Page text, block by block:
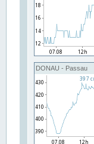
DONAU - Passau